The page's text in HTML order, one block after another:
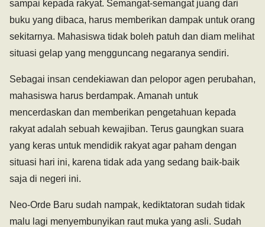
sampai kepada rakyat. Semangat-semangat juang dari
buku yang dibaca, harus memberikan dampak untuk orang
sekitarnya. Mahasiswa tidak boleh patuh dan diam melihat
situasi gelap yang mengguncang negaranya sendiri.
Sebagai insan cendekiawan dan pelopor agen perubahan,
mahasiswa harus berdampak. Amanah untuk
mencerdaskan dan memberikan pengetahuan kepada
rakyat adalah sebuah kewajiban. Terus gaungkan suara
yang keras untuk mendidik rakyat agar paham dengan
situasi hari ini, karena tidak ada yang sedang baik-baik
saja di negeri ini.
Neo-Orde Baru sudah nampak, kediktatoran sudah tidak
malu lagi menyembunyikan raut muka yang asli. Sudah